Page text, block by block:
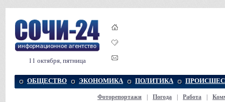
11 октября, пятница
ОБЩЕСТВО ЭКОНОМИКА ПОЛИТИКА
Фоторепортажи Погода Работа